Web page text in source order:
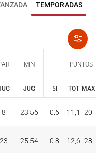
TEMPORADAS
MIN
5I
PUNTOS
JUG TOT MAX
PAR MIN
5I
PUNTOS
8 23:56 0.6 11,1 20
23 25:54 0.8 12,6 28